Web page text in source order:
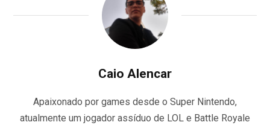
Caio Alencar
Apaixonado por games desde o Super Nintendo,
atualmente um jogador assíduo de LOL e Battle Royale